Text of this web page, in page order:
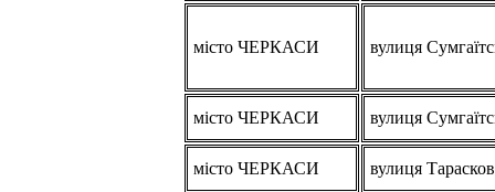
місто ЧЕРКАСИ вулиця
місто ЧЕРКАСИ вулиця
місто ЧЕРКАСИ вулиця